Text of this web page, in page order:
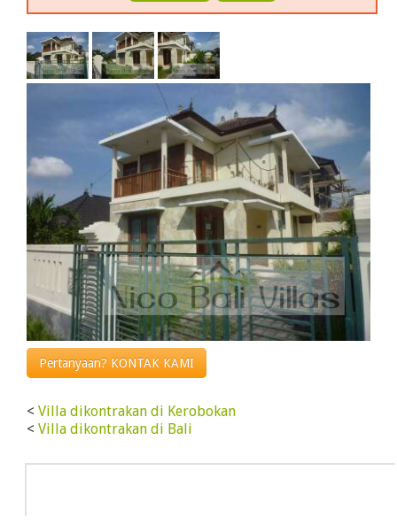
Pertanyaan? KONTAK KAMI
< Villa dikontrakan di Kerobokan
< Villa dikontrakan di Bali